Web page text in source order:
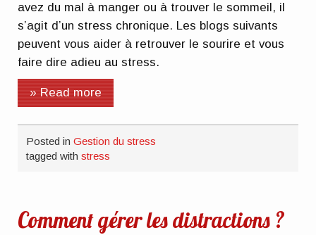
avez du mal à manger ou à trouver le sommeil, il
s’agit d’un stress chronique. Les blogs suivants
peuvent vous aider à retrouver le sourire et vous
faire dire adieu au stress.
» Read more
Posted inGestion du stress
tagged withstress
Comment gérer les distractions ?